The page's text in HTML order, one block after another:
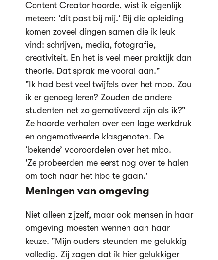
Content Creator hoorde, wist ik eigenlijk
meteen: 'dit past bij mij.' Bij die opleiding
komen zoveel dingen samen die ik leuk
vind: schrijven, media, fotografie,
creativiteit. En het is veel meer praktijk dan
theorie. Dat sprak me vooral aan."
"Ik had best veel twijfels over het mbo. Zou
ik er genoeg leren? Zouden de andere
studenten net zo gemotiveerd zijn als ik?"
Ze hoorde verhalen over een lage werkdruk
en ongemotiveerde klasgenoten. De
‘bekende’ vooroordelen over het mbo.
'Ze probeerden me eerst nog over te halen
om toch naar het hbo te gaan.'
Meningen van omgeving
Niet alleen zijzelf, maar ook mensen in haar
omgeving moesten wennen aan haar
keuze. "Mijn ouders steunden me gelukkig
volledig. Zij zagen dat ik hier gelukkiger